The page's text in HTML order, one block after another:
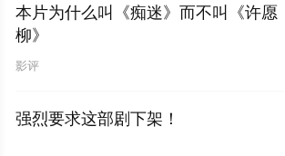
本片为什么叫《痴迷》而不叫《许愿
柳》
影评
强烈要求这部剧下架！